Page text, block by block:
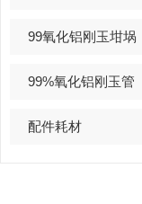
99氧化铝刚玉坩埚
99%氧化铝刚玉管
配件耗材